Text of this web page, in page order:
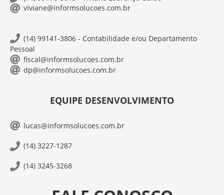
viviane@informsolucoes.com.br
(14) 99141-3806 - Contabilidade e/ou Departamento
Pessoal
fiscal@informsolucoes.com.br
dp@informsolucoes.com.br
EQUIPE DESENVOLVIMENTO
lucas@informsolucoes.com.br
(14) 3227-1287
(14) 3245-3268